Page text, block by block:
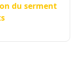
du serment